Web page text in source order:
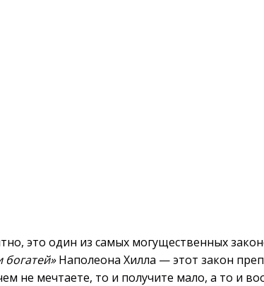
это один из самых могущественных
богатей»Наполеона Хилла — этот закон
не мечтаете, то и получите мало, а то и